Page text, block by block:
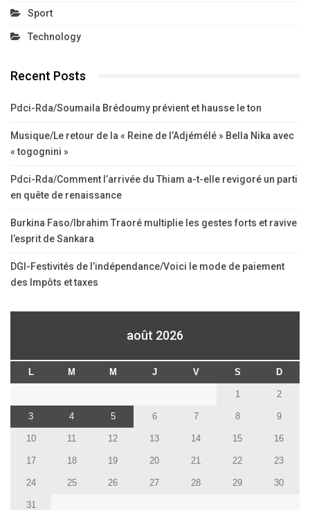
Sport
Technology
Recent Posts
Pdci-Rda/Soumaila Brédoumy prévient et hausse le ton
Musique/Le retour de la « Reine de l’Adjémélé » Bella Nika avec
« togognini »
Pdci-Rda/Comment l’arrivée du Thiam a-t-elle revigoré un parti
en quête de renaissance
Burkina Faso/Ibrahim Traoré multiplie les gestes forts et ravive
l’esprit de Sankara
DGI-Festivités de l’indépendance/Voici le mode de paiement
des Impôts et taxes
août 2026
L M M J V S D
1 2
3 4 5 6 7 8 9
10 11 12 13 14 15 16
17 18 19 20 21 22 23
24 25 26 27 28 29 30
31